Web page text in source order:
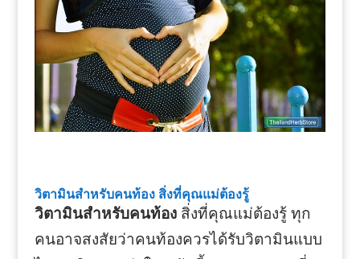
วิตามินสำหรับคนท้อง สิ่งที่คุณแม่ต้องรู้
วิตามินสำหรับคนท้องสิ่งที่คุณแม่ต้องรู้ ทุก
คนอาจสงสัยว่าคนท้องควรได้รับวิตามินแบบ